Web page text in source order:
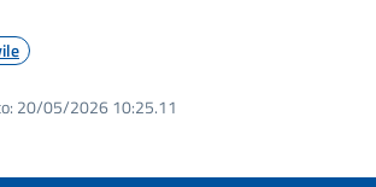
20/05/2026 10:25.11